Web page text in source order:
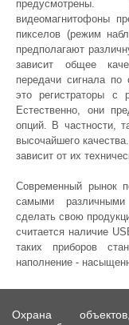
предусмотрены.
видеомагнитофоны
пикселов (режим
предполагают
зависит общее
передачи сигнала по
это регистраторы с
Естественно, они
опций. В частности,
высочайшего
зависит от их
Современный рынок
самыми
сделать свою
считается наличие
таких приборов
наполнение -
Охрана